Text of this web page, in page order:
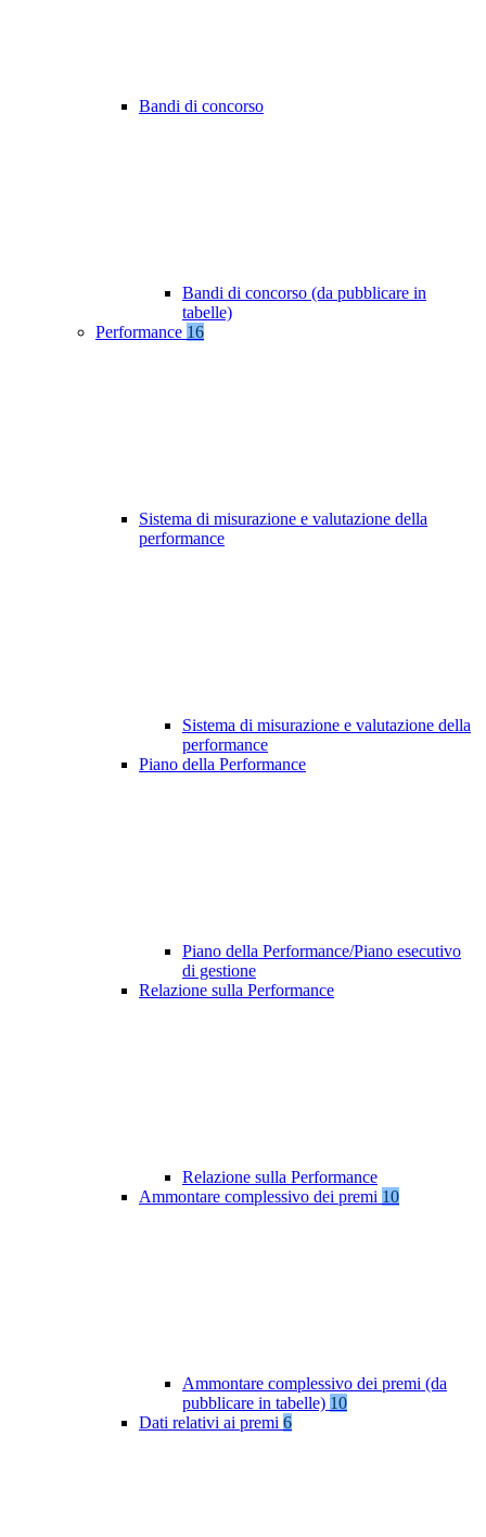
Bandi di concorso
Bandi di concorso (da pubblicare in
tabelle)
Performance 16
Sistema di misurazione e valutazione della
performance
Sistema di misurazione e valutazione della
performance
Piano della Performance
Piano della Performance/Piano esecutivo
di gestione
Relazione sulla Performance
Relazione sulla Performance
Ammontare complessivo dei premi 10
Ammontare complessivo dei premi (da
pubblicare in tabelle) 10
Dati relativi ai premi 6